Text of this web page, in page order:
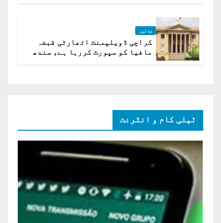
عدلیہ
کراچی ڈویلپمنٹ اتھارٹی قبضہ
مافیا کو سپورٹ کررہا ہے، سندھ
ٹیلی کام و انٹرنٹ